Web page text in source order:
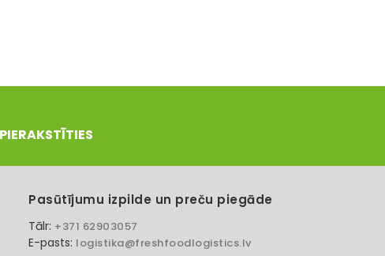
PIERAKSTĪTIES
Pasūtījumu izpilde un preču piegāde
Tālr: +371 62903057
E-pasts: logistika@freshfoodlogistics.lv